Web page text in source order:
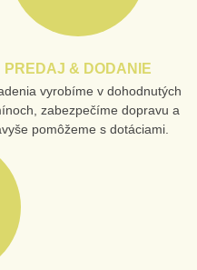
PREDAJ & DODANIE
vyrobíme v dohodnutých
zabezpečíme dopravu a
pomôžeme s dotáciami.